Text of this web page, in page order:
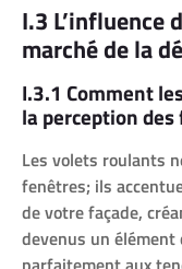
I.3 L’influence
marché de la
I.3.1 Comment
la perception
Les volets roulants
fenêtres; ils
de votre façade,
devenus un